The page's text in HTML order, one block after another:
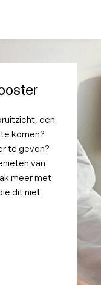
een
komen?
te geven?
van
meer met
dit niet